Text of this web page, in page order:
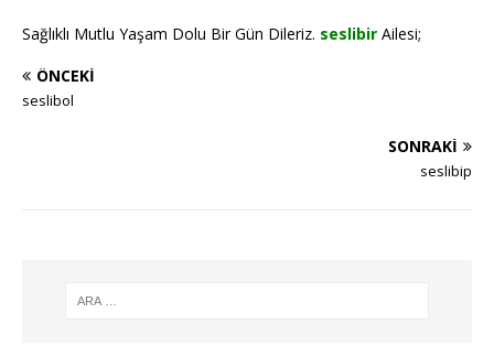
Sağlıklı Mutlu Yaşam Dolu Bir Gün Dileriz. seslibir Ailesi;
ÖNCEKI
seslibol
SONRAKI
seslibip